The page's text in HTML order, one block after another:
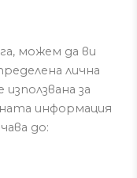
можем да ви
лична
за
информация
до: